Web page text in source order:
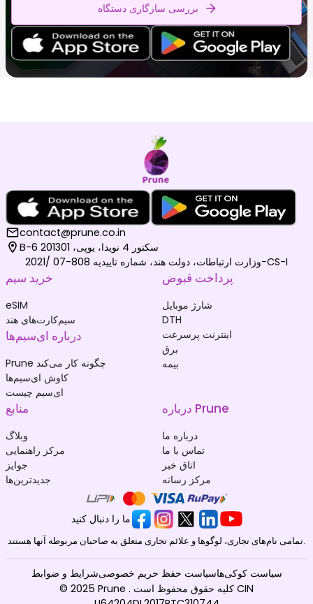
بررسی سازگاری دستگاه
contact@prune.co.in
B-6 سکتور 4 نویدا، یوپی، 201301
وزارت ارتباطات، دولت هند، شماره تاییدیه 808-07 /2021-CS-I
خرید سیم
eSIM
سیم‌کارت‌های هند
درباره ای‌سیم‌ها
Prune چگونه کار می‌کند
کاوش ای‌سیم‌ها
ای‌سیم چیست
پرداخت قبوض
شارژ موبایل
DTH
اینترنت پرسرعت
برق
بیمه
منابع
وبلاگ
مرکز راهنمایی
جوایز
جدیدترین‌ها
درباره Prune
درباره ما
تماس با ما
اتاق خبر
مرکز رسانه
ما را دنبال کنید
تمامی نام‌های تجاری، لوگوها و علائم تجاری متعلق به صاحبان مربوطه آنها هستند.
© 2025 Prune . کلیه حقوق محفوظ است CIN
شرایط و ضوابطسیاست حفظ حریم خصوصیسیاست کوکی‌ها